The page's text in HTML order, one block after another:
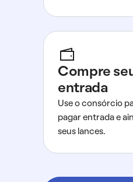
Compre
entrada
Use o consórcio
pagar entrada e
seus lances.